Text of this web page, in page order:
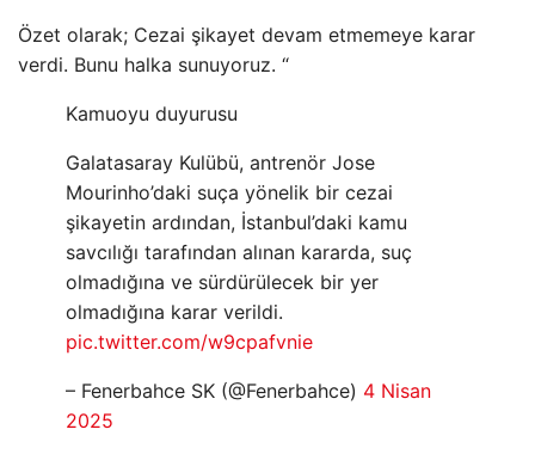
Özet olarak; Cezai şikayet devam etmemeye karar
verdi. Bunu halka sunuyoruz. “
Kamuoyu duyurusu
Galatasaray Kulübü, antrenör Jose
Mourinho’daki suça yönelik bir cezai
şikayetin ardından, İstanbul’daki kamu
savcılığı tarafından alınan kararda, suç
olmadığına ve sürdürülecek bir yer
olmadığına karar verildi.
pic.twitter.com/w9cpafvnie
– Fenerbahce SK (@Fenerbahce) 4 Nisan
2025